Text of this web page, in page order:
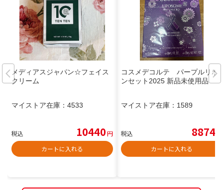
メディアスジャパン☆フェイス
クリーム
マイストア在庫： 4533
税込 10440円
カートに入れる
コスメデコルテ パープルリボ
ンセット2025 新品未使用品
マイストア在庫： 1589
税込 8874
カートに入れる